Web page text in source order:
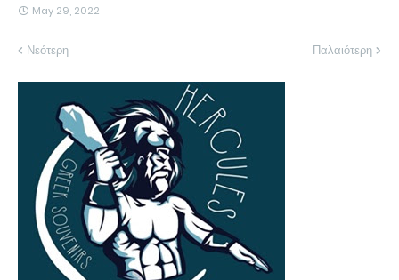
May 29, 2022
Νεότερη Παλαιότερη